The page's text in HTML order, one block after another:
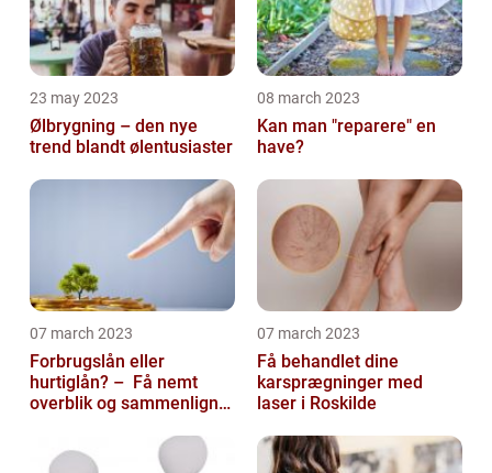
23 may 2023
Ølbrygning – den nye
trend blandt ølentusiaster
08 march 2023
Kan man "reparere" en
have?
07 march 2023
Forbrugslån eller
hurtiglån? – Få nemt
overblik og sammenlign
07 march 2023
Få behandlet dine
karsprægninger med
laser i Roskilde